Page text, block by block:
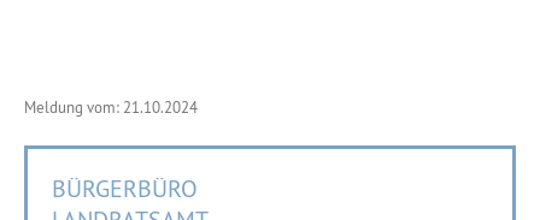
Meldung vom: 21.10.2024
BÜRGERBÜRO